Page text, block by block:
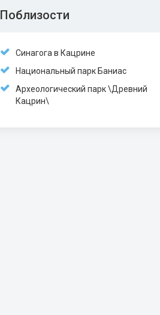
Поблизости
Синагога в Кацрине
Национальный парк Баниас
Археологический парк \Древний
Кацрин\